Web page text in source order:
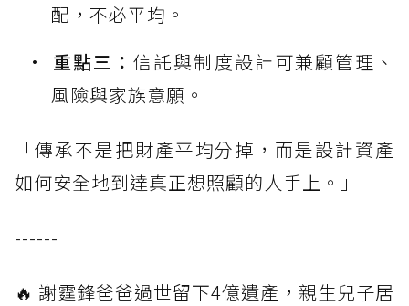
配，不必平均。
重點三：信託與制度設計可兼顧管理、
風險與家族意願。
「傳承不是把財產平均分掉，而是設計資產
如何安全地到達真正想照顧的人手上。」
------
🔥 謝霆鋒爸爸過世留下4億遺產，親生兒子居